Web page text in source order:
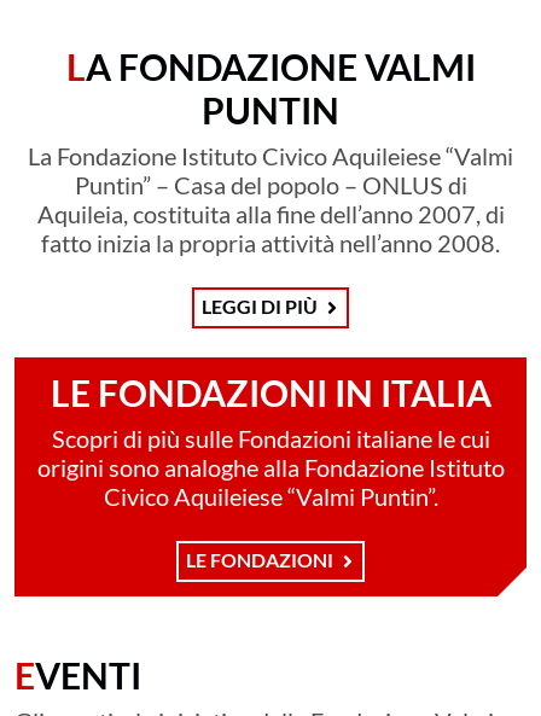
LA FONDAZIONE VALMI
PUNTIN
La Fondazione Istituto Civico Aquileiese “Valmi
Puntin” – Casa del popolo – ONLUS di
Aquileia, costituita alla fine dell’anno 2007, di
fatto inizia la propria attività nell’anno 2008.
LEGGI DI PIÙ
LE FONDAZIONI IN ITALIA
Scopri di più sulle Fondazioni italiane le cui
origini sono analoghe alla Fondazione Istituto
Civico Aquileiese “Valmi Puntin”.
LE FONDAZIONI
EVENTI